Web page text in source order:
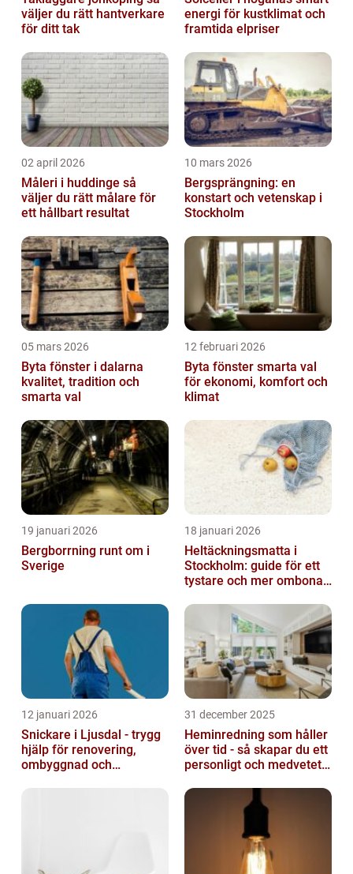
väljer du rätt hantverkare
för ditt tak
energi för kustklimat och
framtida elpriser
02 april 2026
Måleri i huddinge så
väljer du rätt målare för
ett hållbart resultat
10 mars 2026
Bergsprängning: en
konstart och vetenskap i
Stockholm
05 mars 2026
Byta fönster i dalarna
kvalitet, tradition och
smarta val
12 februari 2026
Byta fönster smarta val
för ekonomi, komfort och
klimat
19 januari 2026
Bergborrning runt om i
Sverige
18 januari 2026
Heltäckningsmatta i
Stockholm: guide för ett
tystare och mer ombonat
12 januari 2026
Snickare i Ljusdal - trygg
hjälp för renovering,
ombyggnad och
31 december 2025
Heminredning som håller
över tid - så skapar du ett
personligt och medvetet